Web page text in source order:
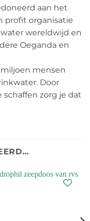
aan het
profit organisatie
wereldwijd en
Oeganda en
mensen
Door
zorg je dat